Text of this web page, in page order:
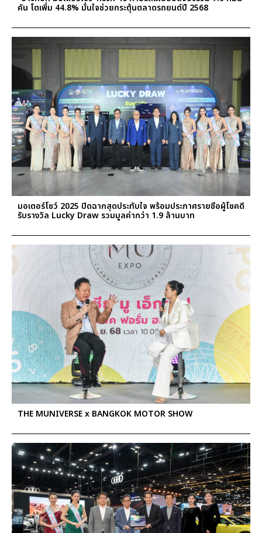
คัน โตเพิ่ม 44.8% มั่นใจช่วยกระตุ้นตลาดรถยนต์ปี 2568
มอเตอร์โชว์ 2025 ปิดฉากสุดประทับใจ พร้อมประกาศรายชื่อผู้โชคดี
รับรางวัล Lucky Draw รวมมูลค่ากว่า 1.9 ล้านบาท
THE MUNIVERSE x BANGKOK MOTOR SHOW